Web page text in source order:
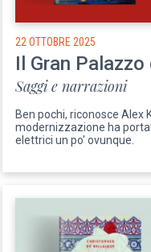
22 OTTOBRE 2025
Il Gran
Saggi e narrazioni
Ben pochi, riconosce Alex
modernizzazione ha
elettrici un po' ovunque.